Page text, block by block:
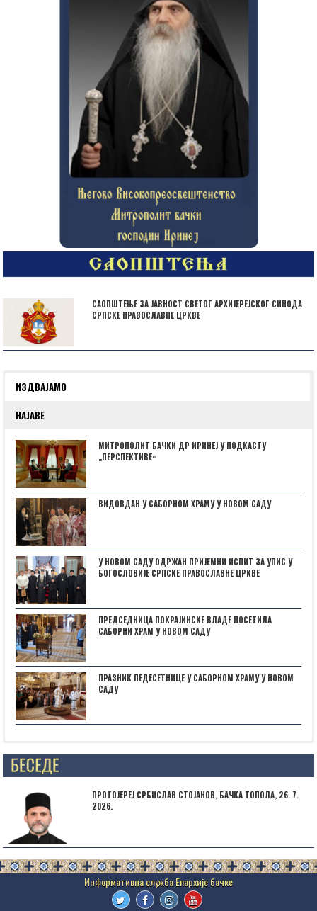
САОПШТЕЊЕ ЗА ЈАВНОСТ СВЕТОГ АРХИЈЕРЕЈСКОГ СИНОДА
СРПСКЕ ПРАВОСЛАВНЕ ЦРКВЕ
ИЗДВАЈАМО
НАЈАВЕ
МИТРОПОЛИТ БАЧКИ ДР ИРИНЕЈ У ПОДКАСТУ
„ПЕРСПЕКТИВЕˮ
ВИДОВДАН У САБОРНОМ ХРАМУ У НОВОМ САДУ
У НОВОМ САДУ ОДРЖАН ПРИЈЕМНИ ИСПИТ ЗА УПИС У
БОГОСЛОВИЈЕ СРПСКЕ ПРАВОСЛАВНЕ ЦРКВЕ
ПРЕДСЕДНИЦА ПОКРАЈИНСКЕ ВЛАДЕ ПОСЕТИЛА
САБОРНИ ХРАМ У НОВОМ САДУ
ПРАЗНИК ПЕДЕСЕТНИЦЕ У САБОРНОМ ХРАМУ У НОВОМ
САДУ
Posts not found
ПРОТОЈЕРЕЈ СРБИСЛАВ СТОЈАНОВ, БАЧКА ТОПОЛА, 26. 7.
2026.